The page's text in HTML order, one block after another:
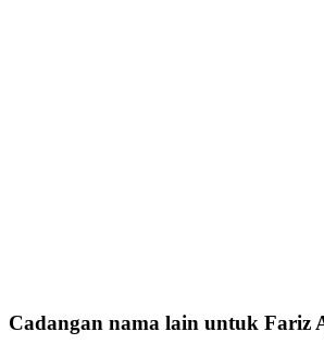
Cadangan nama lain untuk Fariz